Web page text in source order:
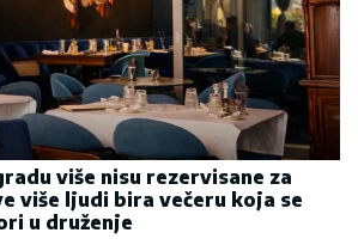
više nisu rezervisane za
više ljudi bira večeru koja se
u druženje